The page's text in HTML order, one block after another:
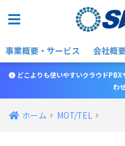
事業概要・サービス 会社概
どこよりも使いやすいクラウド
わ
ホーム MOT/TEL